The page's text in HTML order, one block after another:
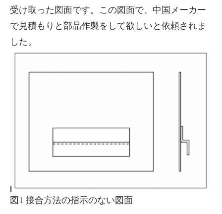
受け取った図面です。この図面で、中国メーカー
で見積もりと部品作製をして欲しいと依頼されま
した。
図1 接合方法の指示のない図面